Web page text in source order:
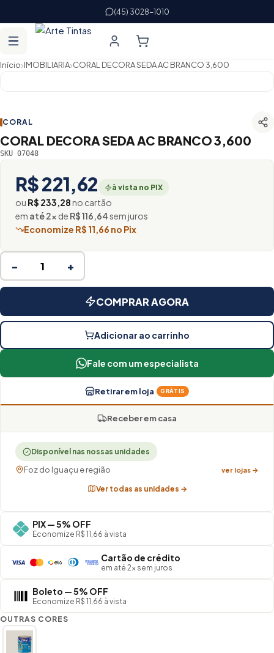
(45) 3028-1010
Início›IMOBILIARIA›CORAL DECORA SEDA AC BRANCO 3,600
CORAL
CORAL DECORA SEDA AC BRANCO 3,600
SKU 07048
R$ 221,62 à vista no PIX
ou R$ 233,28no cartão
em até 2× de R$ 116,64sem juros
Economize R$ 11,66 no Pix
− +
COMPRAR AGORA
Adicionar ao carrinho
Fale com um especialista
Retirar em loja GRÁTIS
Receber em casa
Disponível nas nossas unidades
Foz do Iguaçu e região ver lojas →
Ver todas as unidades →
PIX — 5% OFF
Economize R$ 11,66 à vista
Cartão de crédito
em até 2× sem juros
Boleto — 5% OFF
Economize R$ 11,66 à vista
OUTRAS CORES